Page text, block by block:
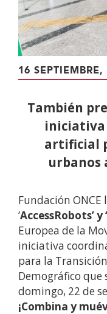
16 SEPTIEMBRE,
También
iniciativa
artificial
urbanos
Fundación ONCE
‘AccessRobots’ y
Europea de la
iniciativa
para la
Demográfico que
domingo, 22 de
¡Combina y